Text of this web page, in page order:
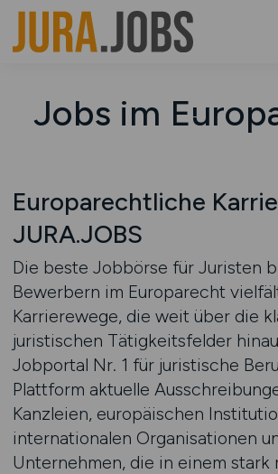
Jobs im
Europarechtliche
JURA.JOBS
Die beste Jobbörse für Juristen
Bewerbern im Europarecht
Karrierewege, die weit über die
juristischen Tätigkeitsfelder
Jobportal Nr. 1 für juristische
Plattform aktuelle
Kanzleien, europäischen
internationalen Organisationen
Unternehmen, die in einem stark